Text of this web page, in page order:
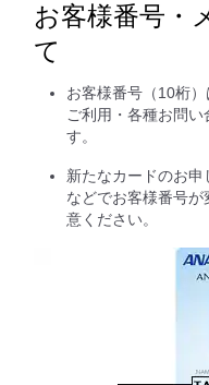
お客様番号・
て
お客様番号（10桁
ご利用・各種お問
す。
新たなカードのお申
などでお客様番号
意ください。